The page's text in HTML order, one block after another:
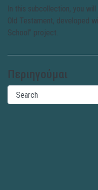
In this subcollection, you
Old Testament, developed
School" project.
Περιηγούμαι